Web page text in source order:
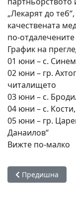
„Лекарят до
качествената
по-
График на
01 юни – с.
02 юни – гр.
читалището
03 юни – с.
04 юни – с.
05 юни – гр.
Данаилов“
Вижте по-малко
Предишна
Предишна